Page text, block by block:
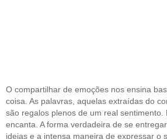
O compartilhar de emoções nos ensina
coisa. As palavras, aquelas extraídas do
são regalos plenos de um real sentimento.
encanta. A forma verdadeira de se
ideias e a intensa maneira de expressar o